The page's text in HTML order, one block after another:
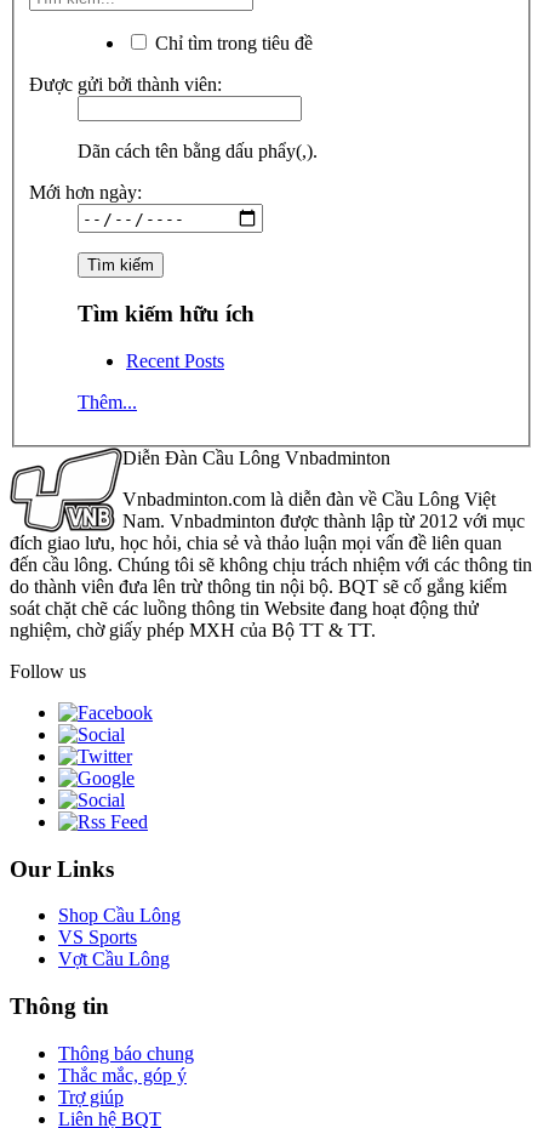
Chỉ tìm trong tiêu đề
Được gửi bởi thành viên:
Dãn cách tên bằng dấu phẩy(,).
Mới hơn ngày:
Tìm kiếm hữu ích
Recent Posts
Thêm...
Diễn Đàn Cầu Lông Vnbadminton
Vnbadminton.com là diễn đàn về Cầu Lông Việt
Nam. Vnbadminton được thành lập từ 2012 với mục
đích giao lưu, học hỏi, chia sẻ và thảo luận mọi vấn đề liên quan
đến cầu lông. Chúng tôi sẽ không chịu trách nhiệm với các thông tin
do thành viên đưa lên trừ thông tin nội bộ. BQT sẽ cố gắng kiểm
soát chặt chẽ các luồng thông tin Website đang hoạt động thử
nghiệm, chờ giấy phép MXH của Bộ TT & TT.
Follow us
Our Links
Shop Cầu Lông
VS Sports
Vợt Cầu Lông
Thông tin
Thông báo chung
Thắc mắc, góp ý
Trợ giúp
Liên hệ BQT